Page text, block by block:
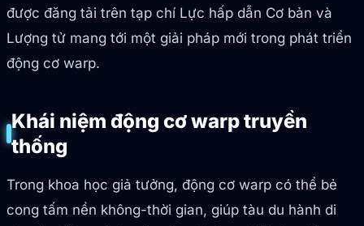
được đăng tải trên tạp chí Lực hấp dẫn Cơ bản và
Lượng tử mang tới một giải pháp mới trong phát triển
động cơ warp.
Khái niệm động cơ warp truyền
thống
Trong khoa học giả tưởng, động cơ warp có thể bẻ
cong tấm nền không-thời gian, giúp tàu du hành di